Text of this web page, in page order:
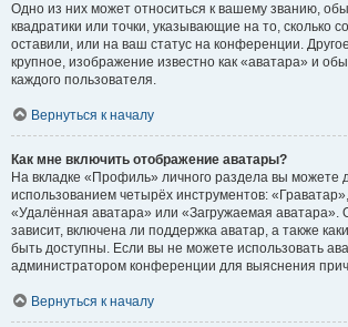
Одно из них может относиться к вашему званию,
квадратики или точки, указывающие на то, сколько
оставили, или на ваш статус на конференции.
крупное, изображение известно как «аватара» и
каждого пользователя.
Вернуться к началу
Как мне включить отображение аватары?
На вкладке «Профиль» личного раздела вы можете
использованием четырёх инструментов:
«Удалённая аватара» или «Загружаемая аватара».
зависит, включена ли поддержка аватар, а также
быть доступны. Если вы не можете использовать
администратором конференции для выяснения
Вернуться к началу